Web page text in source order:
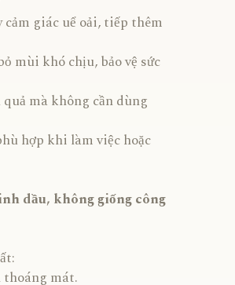
cảm giác uể oải, tiếp thêm
mùi khó chịu, bảo vệ sức
quả mà không cần dùng
hợp khi làm việc hoặc
dầu, không giống công
mát.